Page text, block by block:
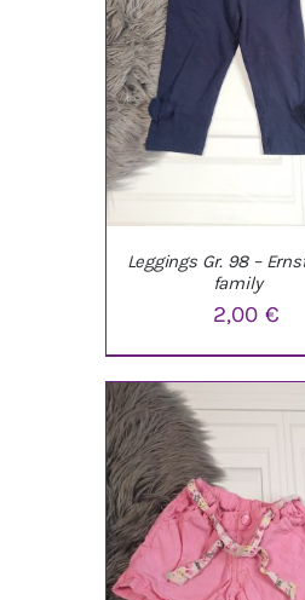
IN DEN WARENKORB
Leggings Gr. 98 –
family
2,00€